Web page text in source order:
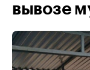
вывозе